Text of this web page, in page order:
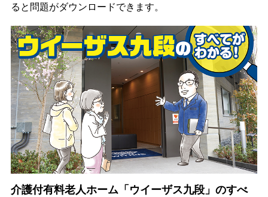
ると問題がダウンロードできます。
介護付有料老人ホーム「ウイーザス九段」のすべ